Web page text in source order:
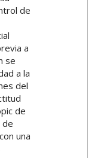
de
a
se
a la
del
de
de
una